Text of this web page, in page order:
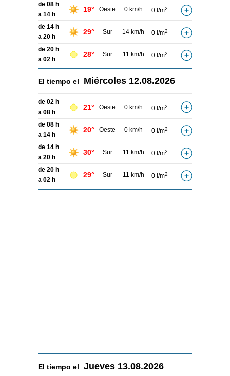
de 08 h
a 14 h
19° Oeste 0 km/h 0 l/m2
de 14 h
a 20 h
29° Sur 14 km/h 0 l/m2
de 20 h
a 02 h
28° Sur 11 km/h 0 l/m2
El tiempo el Miércoles 12.08.2026
de 02 h
a 08 h
21° Oeste 0 km/h 0 l/m2
de 08 h
a 14 h
20° Oeste 0 km/h 0 l/m2
de 14 h
a 20 h
30° Sur 11 km/h 0 l/m2
de 20 h
a 02 h
29° Sur 11 km/h 0 l/m2
El tiempo el Jueves 13.08.2026